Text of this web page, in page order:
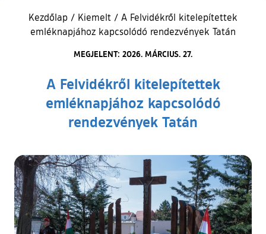
Kezdőlap / Kiemelt / A Felvidékről kitelepítettek
emléknapjához kapcsolódó rendezvények Tatán
MEGJELENT: 2026. MÁRCIUS. 27.
A Felvidékről kitelepítettek
emléknapjához kapcsolódó
rendezvények Tatán